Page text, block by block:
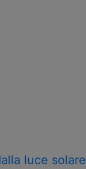
luce solare